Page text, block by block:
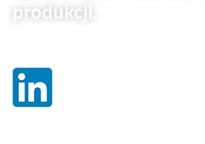
produkcji.